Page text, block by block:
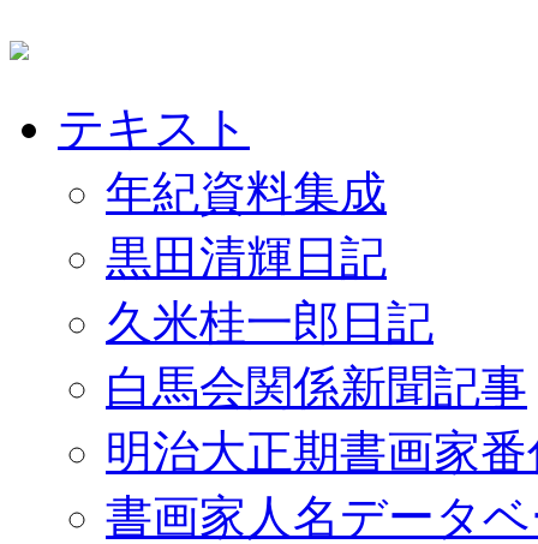
テキスト
年紀資料集成
黒田清輝日記
久米桂一郎日記
白馬会関係新聞記事
明治大正期書画家
書画家人名データ